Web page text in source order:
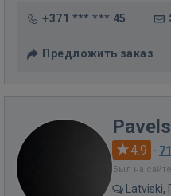
+371 *** *** 45
Предложить заказ
4.9 ·
Был на
Latviski,